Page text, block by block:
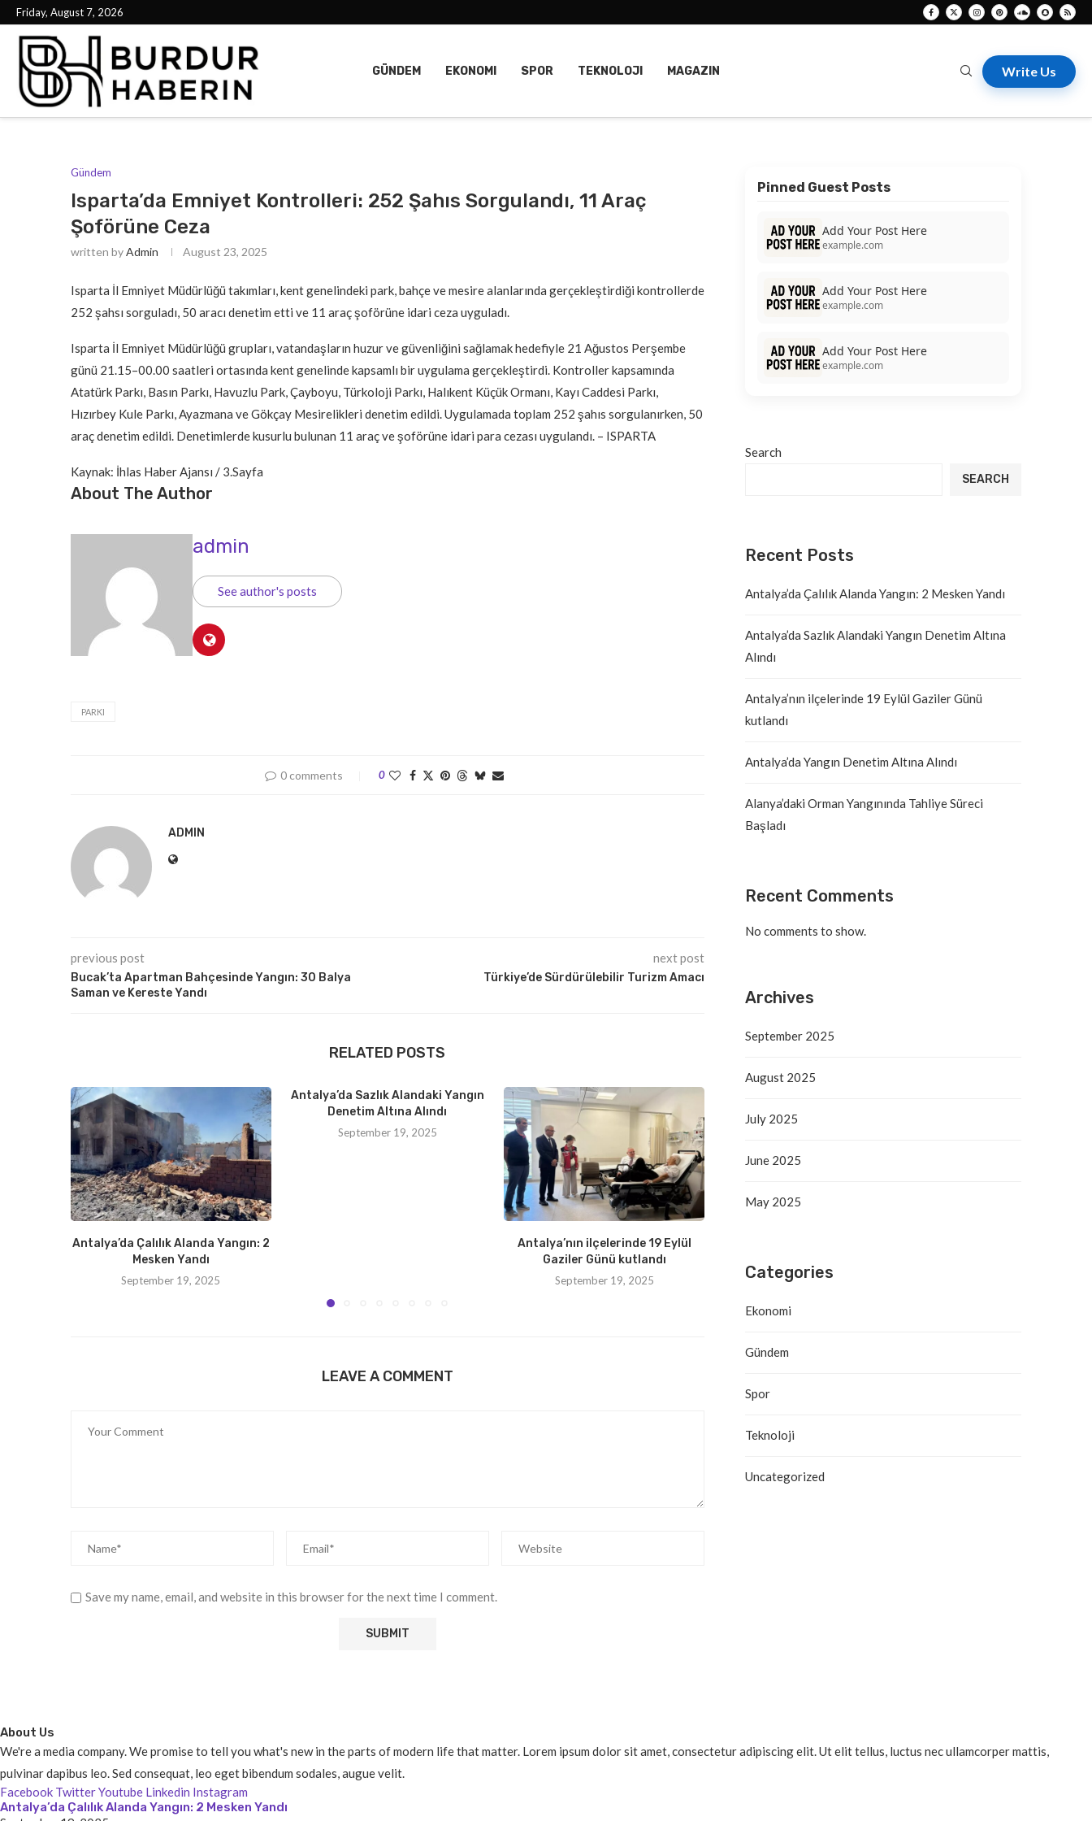
Friday, August 7, 2026
GÜNDEM EKONOMI SPOR TEKNOLOJI MAGAZIN Write Us
Gündem
Isparta’da Emniyet Kontrolleri: 252 Şahıs Sorgulandı, 11 Araç
Şoförüne Ceza
written byAdmin August 23, 2025
Isparta İl Emniyet Müdürlüğü takımları, kent genelindeki park, bahçe ve mesire alanlarında gerçekleştirdiği kontrollerde
252 şahsı sorguladı, 50 aracı denetim etti ve 11 araç şoförüne idari ceza uyguladı.
Isparta İl Emniyet Müdürlüğü grupları, vatandaşların huzur ve güvenliğini sağlamak hedefiyle 21 Ağustos Perşembe
günü 21.15–00.00 saatleri ortasında kent genelinde kapsamlı bir uygulama gerçekleştirdi. Kontroller kapsamında
Atatürk Parkı, Basın Parkı, Havuzlu Park, Çayboyu, Türkoloji Parkı, Halıkent Küçük Ormanı, Kayı Caddesi Parkı,
Hızırbey Kule Parkı, Ayazmana ve Gökçay Mesirelikleri denetim edildi. Uygulamada toplam 252 şahıs sorgulanırken, 50
araç denetim edildi. Denetimlerde kusurlu bulunan 11 araç ve şoförüne idari para cezası uygulandı. – ISPARTA
Kaynak: İhlas Haber Ajansı / 3.Sayfa
About The Author
admin
See author's posts
PARKI
0 comments 0
ADMIN
previous post
Bucak’ta Apartman Bahçesinde Yangın: 30 Balya
Saman ve Kereste Yandı
next post
Türkiye’de Sürdürülebilir Turizm Amacı
RELATED POSTS
Antalya’da Çalılık Alanda Yangın: 2
Mesken Yandı
September 19, 2025
Antalya’da Sazlık Alandaki Yangın
Denetim Altına Alındı
September 19, 2025
Antalya’nın ilçelerinde 19 Eylül
Gaziler Günü kutlandı
September 19, 2025
LEAVE A COMMENT
Save my name, email, and website in this browser for the next time I comment.
Pinned Guest Posts
Add Your Post Here
example.com
Add Your Post Here
example.com
Add Your Post Here
example.com
Search
SEARCH
Recent Posts
Antalya’da Çalılık Alanda Yangın: 2 Mesken Yandı
Antalya’da Sazlık Alandaki Yangın Denetim Altına
Alındı
Antalya’nın ilçelerinde 19 Eylül Gaziler Günü
kutlandı
Antalya’da Yangın Denetim Altına Alındı
Alanya’daki Orman Yangınında Tahliye Süreci
Başladı
Recent Comments
No comments to show.
Archives
September 2025
August 2025
July 2025
June 2025
May 2025
Categories
Ekonomi
Gündem
Spor
Teknoloji
Uncategorized
About Us
We're a media company. We promise to tell you what's new in the parts of modern life that matter. Lorem ipsum dolor sit amet, consectetur adipiscing elit. Ut elit tellus, luctus nec ullamcorper mattis,
pulvinar dapibus leo. Sed consequat, leo eget bibendum sodales, augue velit.
Facebook TwitterYoutube Linkedin Instagram
Antalya’da Çalılık Alanda Yangın: 2 Mesken Yandı